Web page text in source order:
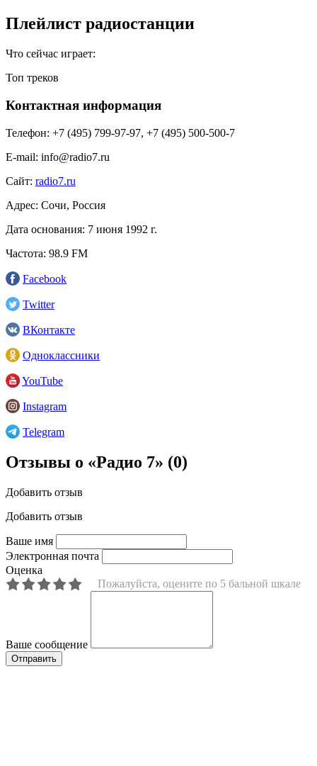
Плейлист радиостанции
Что сейчас играет:
Топ треков
Контактная информация
Телефон: +7 (495) 799-97-97, +7 (495) 500-500-7
E-mail: info@radio7.ru
Сайт: radio7.ru
Адрес: Сочи, Россия
Дата основания: 7 июня 1992 г.
Частота: 98.9 FM
Facebook
Twitter
ВКонтакте
Одноклассники
YouTube
Instagram
Telegram
Отзывы о «Радио 7» (0)
Добавить отзыв
Добавить отзыв
Ваше имя
Электронная почта
Оценка
Пожалуйста, оцените по 5 бальной шкале
Ваше сообщение